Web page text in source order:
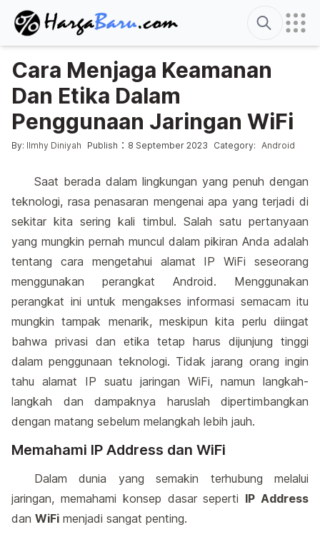
Search
Cara Menjaga Keamanan
Dan Etika Dalam
Penggunaan Jaringan WiFi
Posted by
By: Ilmhy Diniyah Publish : 8 September 2023 Posted in
Category: Android
Saat berada dalam lingkungan yang penuh dengan
teknologi, rasa penasaran mengenai apa yang terjadi di
sekitar kita sering kali timbul. Salah satu pertanyaan
yang mungkin pernah muncul dalam pikiran Anda adalah
tentang cara mengetahui alamat IP WiFi seseorang
menggunakan perangkat Android. Menggunakan
perangkat ini untuk mengakses informasi semacam itu
mungkin tampak menarik, meskipun kita perlu diingat
bahwa privasi dan etika tetap harus dijunjung tinggi
dalam penggunaan teknologi. Tidak jarang orang ingin
tahu alamat IP suatu jaringan WiFi, namun langkah-
langkah dan dampaknya haruslah dipertimbangkan
dengan matang sebelum melangkah lebih jauh.
Memahami IP Address dan WiFi
Dalam dunia yang semakin terhubung melalui
jaringan, memahami konsep dasar seperti IP Address
dan WiFi menjadi sangat penting.